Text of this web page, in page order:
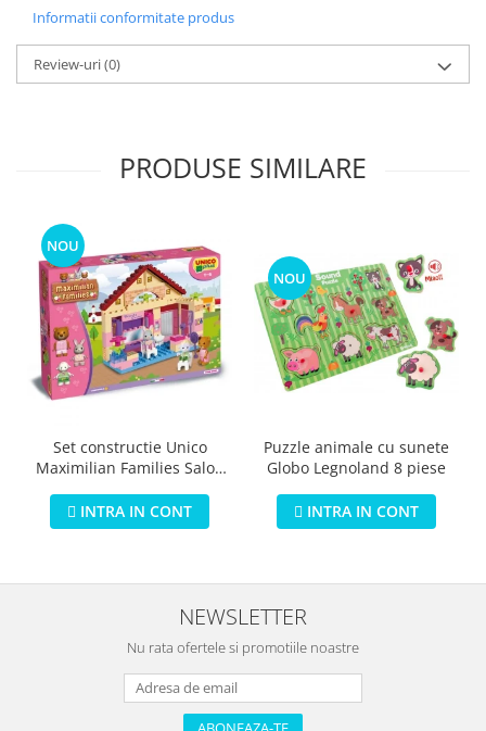
Informatii conformitate produs
Review-uri(0)
PRODUSE SIMILARE
NOU
Set constructie Unico
Maximilian Families Salon
INTRA IN CONT
NOU
Puzzle animale cu sunete
Globo Legnoland 8 piese
INTRA IN CONT
NEWSLETTER
Nu rata ofertele si promotiile noastre